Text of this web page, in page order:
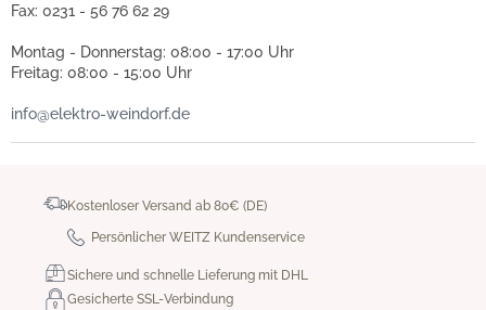
Fax: 0231 - 56 76 62 29
Montag - Donnerstag: 08:00 - 17:00 Uhr
Freitag: 08:00 - 15:00 Uhr
info@elektro-weindorf.de
Kostenloser Versand ab 80€ (DE)
Persönlicher WEITZ Kundenservice
Sichere und schnelle Lieferung mit DHL
Gesicherte SSL-Verbindung